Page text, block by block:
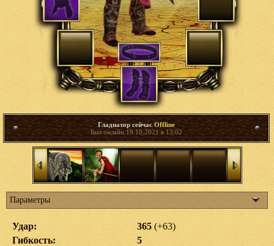
Гладиатор сейчасOffline
Был онлайн 19.10.2021 в 13:02
Параметры
Удар: 365(+63)
Гибкость:
5